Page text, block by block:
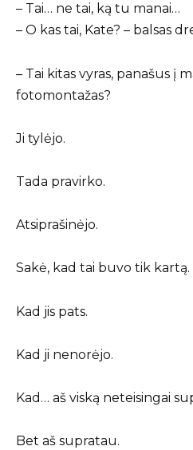
– Tai… ne tai, ką tu manai…
– O kas tai, Kate? – balsas
– Tai kitas vyras, panašus į
fotomontažas?
Ji tylėjo.
Tada pravirko.
Atsiprašinėjo.
Sakė, kad tai buvo tik kartą.
Kad jis pats.
Kad ji nenorėjo.
Kad… aš viską neteisingai
Bet aš supratau.